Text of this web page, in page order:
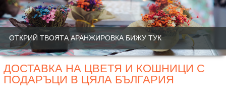
ОТКРИЙ ТВОЯТА АРАНЖИРОВКА БИЖУ ТУК
ДОСТАВКА НА ЦВЕТЯ И КОШНИЦИ С
ПОДАРЪЦИ В ЦЯЛА БЪЛГАРИЯ